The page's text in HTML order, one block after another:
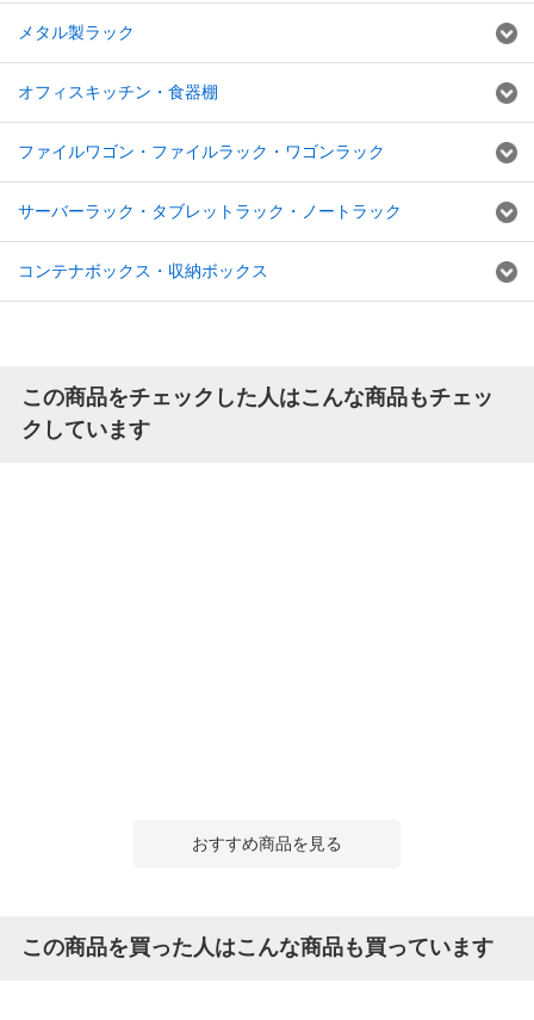
メタル製ラック
オフィスキッチン・食器棚
ファイルワゴン・ファイルラック・ワゴンラック
サーバーラック・タブレットラック・ノートラック
コンテナボックス・収納ボックス
この商品をチェックした人はこんな商品もチェッ
クしています
おすすめ商品を見る
この商品を買った人はこんな商品も買っています